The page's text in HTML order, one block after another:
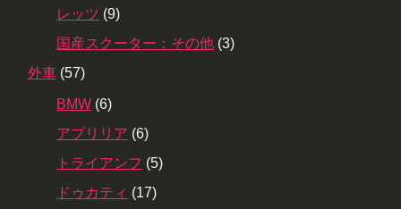
レッツ (9)
国産スクーター：その他 (3)
外車 (57)
BMW (6)
アプリリア (6)
トライアンフ (5)
ドゥカティ (17)